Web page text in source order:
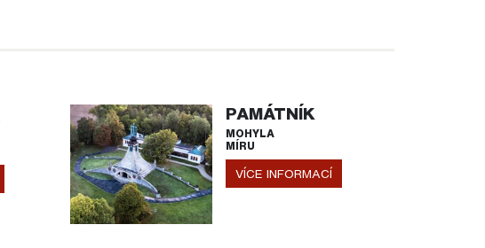
PAMÁTNÍK
MOHYLA
MÍRU
VÍCE INFORMACÍ